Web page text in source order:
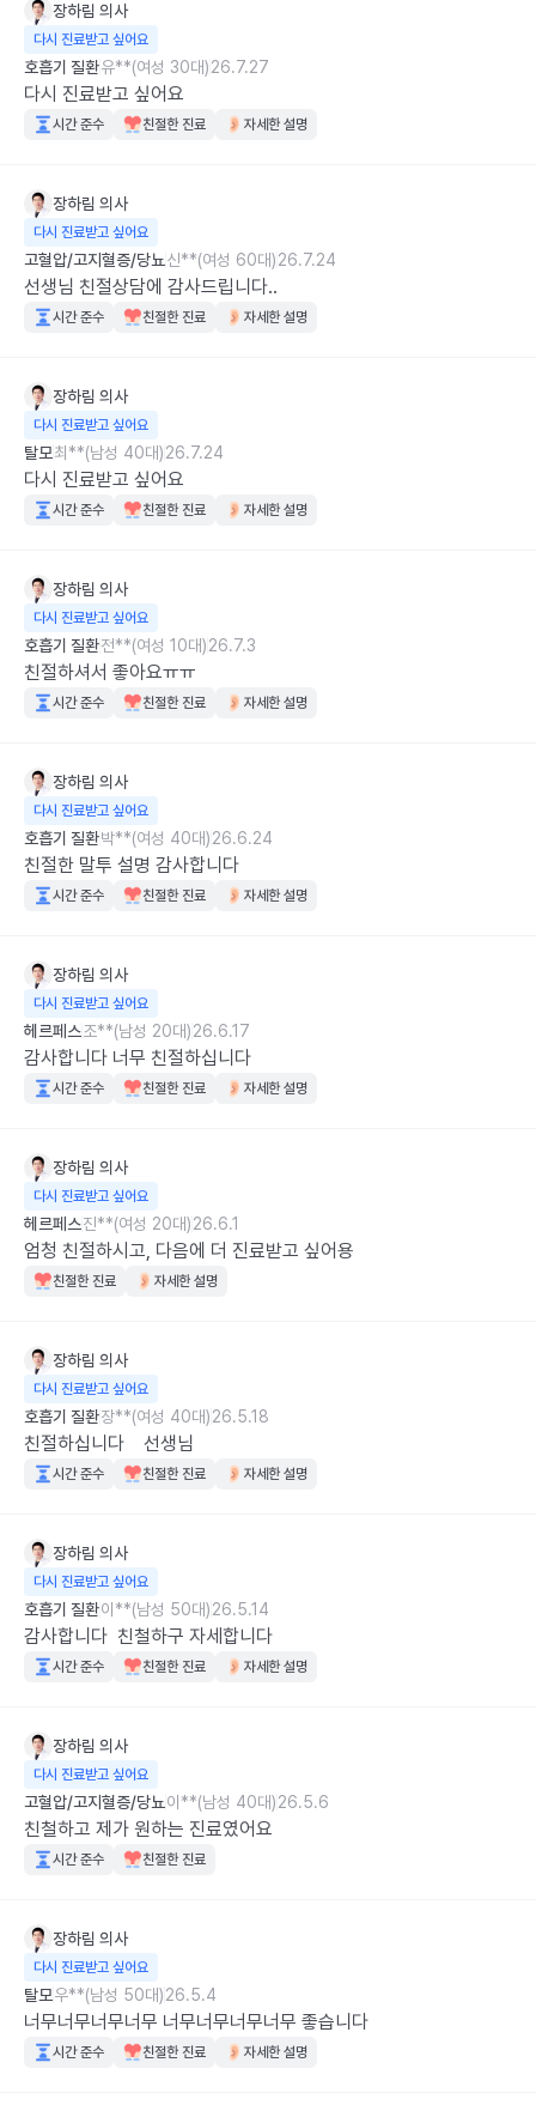
장하림 의사
다시 진료받고 싶어요
호흡기 질환유**(여성 30대)26.7.27
다시 진료받고 싶어요
시간 준수 친절한 진료 자세한 설명
장하림 의사
다시 진료받고 싶어요
고혈압/고지혈증/당뇨신**(여성 60대)26.7.24
선생님 친절상담에 감사드립니다..
시간 준수 친절한 진료 자세한 설명
장하림 의사
다시 진료받고 싶어요
탈모최**(남성 40대)26.7.24
다시 진료받고 싶어요
시간 준수 친절한 진료 자세한 설명
장하림 의사
다시 진료받고 싶어요
호흡기 질환전**(여성 10대)26.7.3
친절하셔서 좋아요ㅠㅠ
시간 준수 친절한 진료 자세한 설명
장하림 의사
다시 진료받고 싶어요
호흡기 질환박**(여성 40대)26.6.24
친절한 말투 설명 감사합니다
시간 준수 친절한 진료 자세한 설명
장하림 의사
다시 진료받고 싶어요
헤르페스조**(남성 20대)26.6.17
감사합니다 너무 친절하십니다
시간 준수 친절한 진료 자세한 설명
장하림 의사
다시 진료받고 싶어요
헤르페스진**(여성 20대)26.6.1
엄청 친절하시고, 다음에 더 진료받고 싶어용
친절한 진료 자세한 설명
장하림 의사
다시 진료받고 싶어요
호흡기 질환장**(여성 40대)26.5.18
친절하십니다    선생님
시간 준수 친절한 진료 자세한 설명
장하림 의사
다시 진료받고 싶어요
호흡기 질환이**(남성 50대)26.5.14
감사합니다  친철하구 자세합니다
시간 준수 친절한 진료 자세한 설명
장하림 의사
다시 진료받고 싶어요
고혈압/고지혈증/당뇨이**(남성 40대)26.5.6
친철하고 제가 원하는 진료였어요
시간 준수 친절한 진료
장하림 의사
다시 진료받고 싶어요
탈모우**(남성 50대)26.5.4
너무너무너무너무 너무너무너무너무 좋습니다
시간 준수 친절한 진료 자세한 설명